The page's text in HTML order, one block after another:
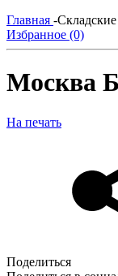
Главная -
Избранное (0)
Москва
На печать
Поделиться